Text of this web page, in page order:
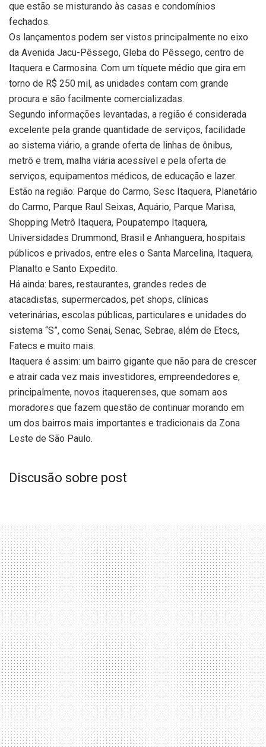
que estão se misturando às casas e condomínios
fechados.
Os lançamentos podem ser vistos principalmente no eixo
da Avenida Jacu-Pêssego, Gleba do Pêssego, centro de
Itaquera e Carmosina. Com um tíquete médio que gira em
torno de R$ 250 mil, as unidades contam com grande
procura e são facilmente comercializadas.
Segundo informações levantadas, a região é considerada
excelente pela grande quantidade de serviços, facilidade
ao sistema viário, a grande oferta de linhas de ônibus,
metrô e trem, malha viária acessível e pela oferta de
serviços, equipamentos médicos, de educação e lazer.
Estão na região: Parque do Carmo, Sesc Itaquera, Planetário
do Carmo, Parque Raul Seixas, Aquário, Parque Marisa,
Shopping Metrô Itaquera, Poupatempo Itaquera,
Universidades Drummond, Brasil e Anhanguera, hospitais
públicos e privados, entre eles o Santa Marcelina, Itaquera,
Planalto e Santo Expedito.
Há ainda: bares, restaurantes, grandes redes de
atacadistas, supermercados, pet shops, clínicas
veterinárias, escolas públicas, particulares e unidades do
sistema “S”, como Senai, Senac, Sebrae, além de Etecs,
Fatecs e muito mais.
Itaquera é assim: um bairro gigante que não para de crescer
e atrair cada vez mais investidores, empreendedores e,
principalmente, novos itaquerenses, que somam aos
moradores que fazem questão de continuar morando em
um dos bairros mais importantes e tradicionais da Zona
Leste de São Paulo.
Discusão sobre post